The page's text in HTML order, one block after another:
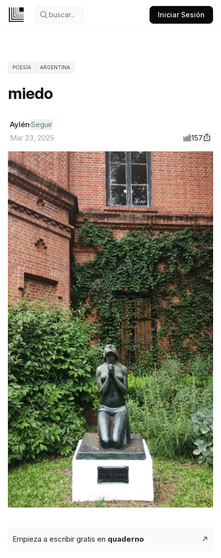
buscar... Iniciar Sesión
POESÍA ARGENTINA
miedo
Aylén Seguir
Mar 23, 2025
157
Empieza a escribir gratis en quaderno